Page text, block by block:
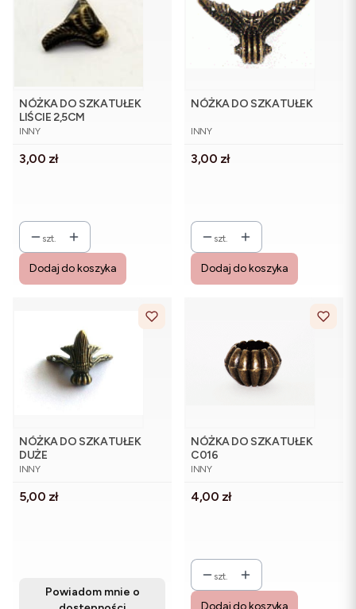
NÓŻKA DO SZKATUŁEK
LIŚCIE 2,5CM
PRODUCENT
INNY
Cena
3,00 zł
szt.
Dodaj do koszyka
NÓŻKA DO SZKATUŁEK
PRODUCENT
INNY
Cena
3,00 zł
szt.
Dodaj do koszyka
NÓŻKA DO SZKATUŁEK
DUŻE
PRODUCENT
INNY
Cena
5,00 zł
Powiadom mnie o
NÓŻKA DO SZKATUŁEK
C016
PRODUCENT
INNY
Cena
4,00 zł
szt.
Dodaj do koszyka